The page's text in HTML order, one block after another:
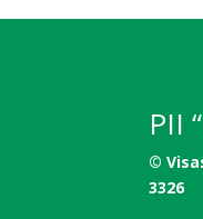
PII
©
3326